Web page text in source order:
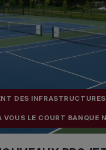
DES INFRASTRUCTURES
VOUS LE COURT BANQUE